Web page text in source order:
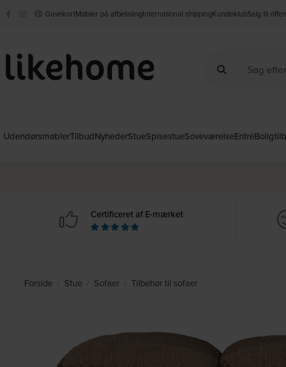
GavekortMøbler på afbetalingInternational shippingKundeklubSalg til
UdendørsmøblerTilbudNyhederStueSpisestueSoveværelseEntré
Certificeret af E-mærket
Forside Stue Sofaer Tilbehør til sofaer